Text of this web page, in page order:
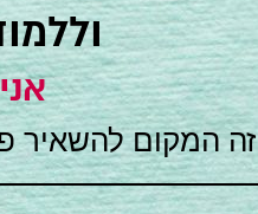
זה המקום להשאיר